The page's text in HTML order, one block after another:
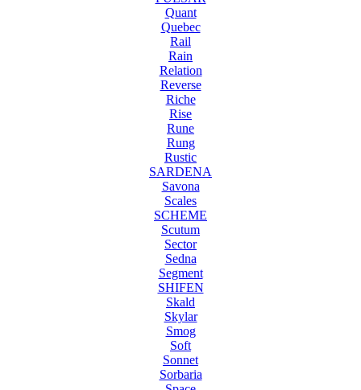
Quant
Quebec
Rail
Rain
Relation
Reverse
Riche
Rise
Rune
Rung
Rustic
SARDENA
Savona
Scales
SCHEME
Scutum
Sector
Sedna
Segment
SHIFEN
Skald
Skylar
Smog
Soft
Sonnet
Sorbaria